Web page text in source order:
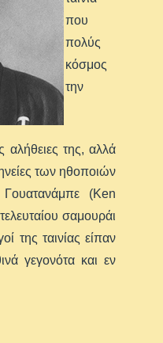
που
πολύς
κόσμος
την
αλήθειες της, αλλά
των ηθοποιών
Γουατανάμπε (Ken
σαμουράι
της ταινίας είπαν
γεγονότα και εν